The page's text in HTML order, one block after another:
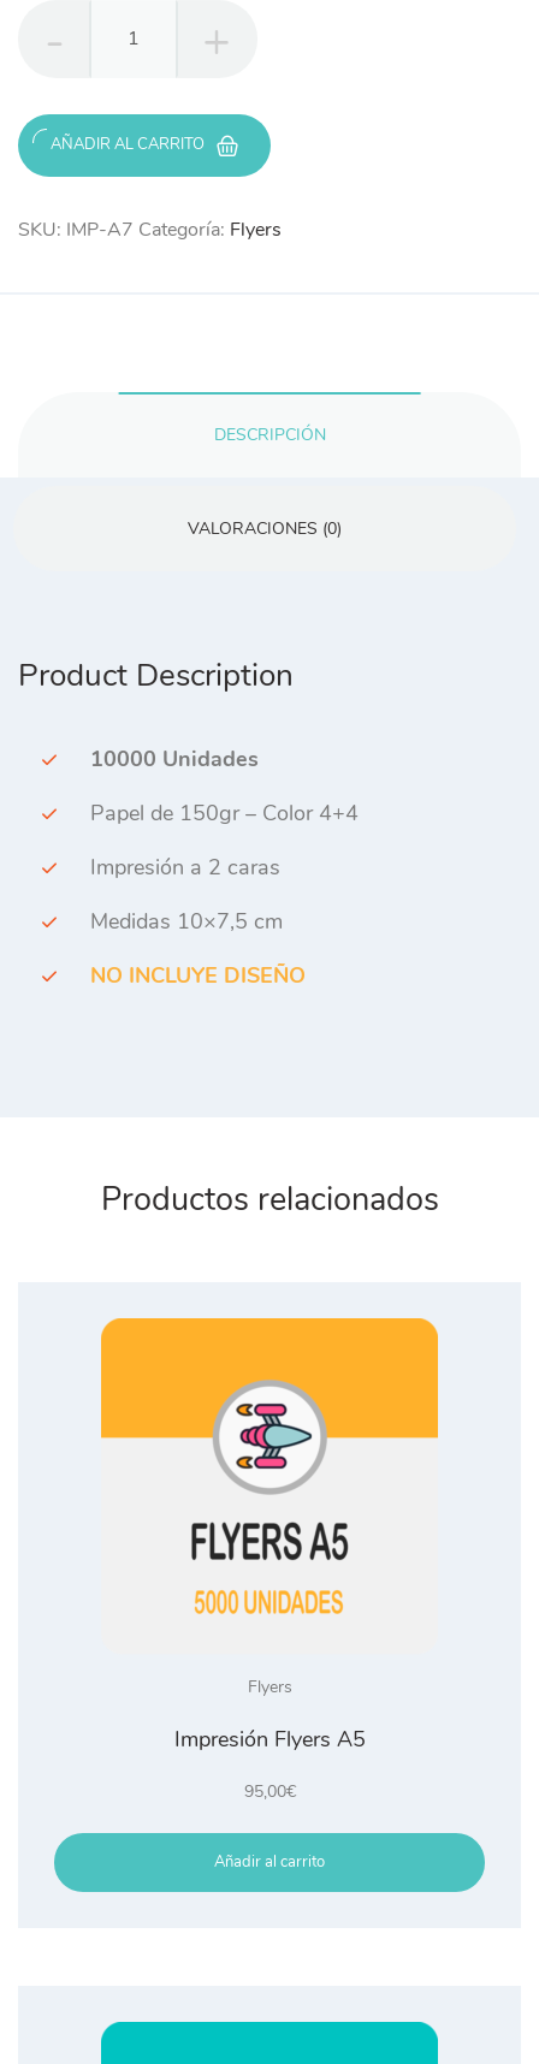
Flyers
AÑADIR AL CARRITO
SKU: IMP-A7 Categoría: Flyers
DESCRIPCIÓN
VALORACIONES (0)
Product Description
10000 Unidades
Papel de 150gr – Color 4+4
Impresión a 2 caras
Medidas 10×7,5 cm
NO INCLUYE DISEÑO
Productos relacionados
Flyers
Impresión Flyers A5
95,00€
Añadir al carrito